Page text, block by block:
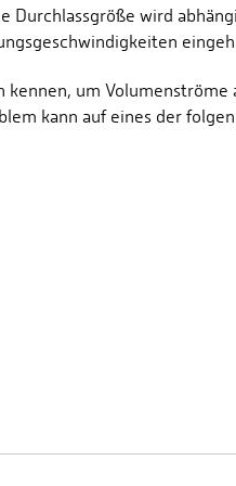
Durchlassgröße wird
kennen, um Volumenströme
kann auf eines der